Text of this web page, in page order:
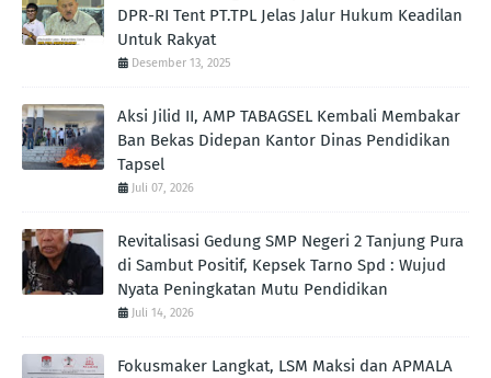
DPR-RI Tent PT.TPL Jelas Jalur Hukum Keadilan
Untuk Rakyat
Desember 13, 2025
Aksi Jilid II, AMP TABAGSEL Kembali Membakar
Ban Bekas Didepan Kantor Dinas Pendidikan
Tapsel
Juli 07, 2026
Revitalisasi Gedung SMP Negeri 2 Tanjung Pura
di Sambut Positif, Kepsek Tarno Spd : Wujud
Nyata Peningkatan Mutu Pendidikan
Juli 14, 2026
Fokusmaker Langkat, LSM Maksi dan APMALA